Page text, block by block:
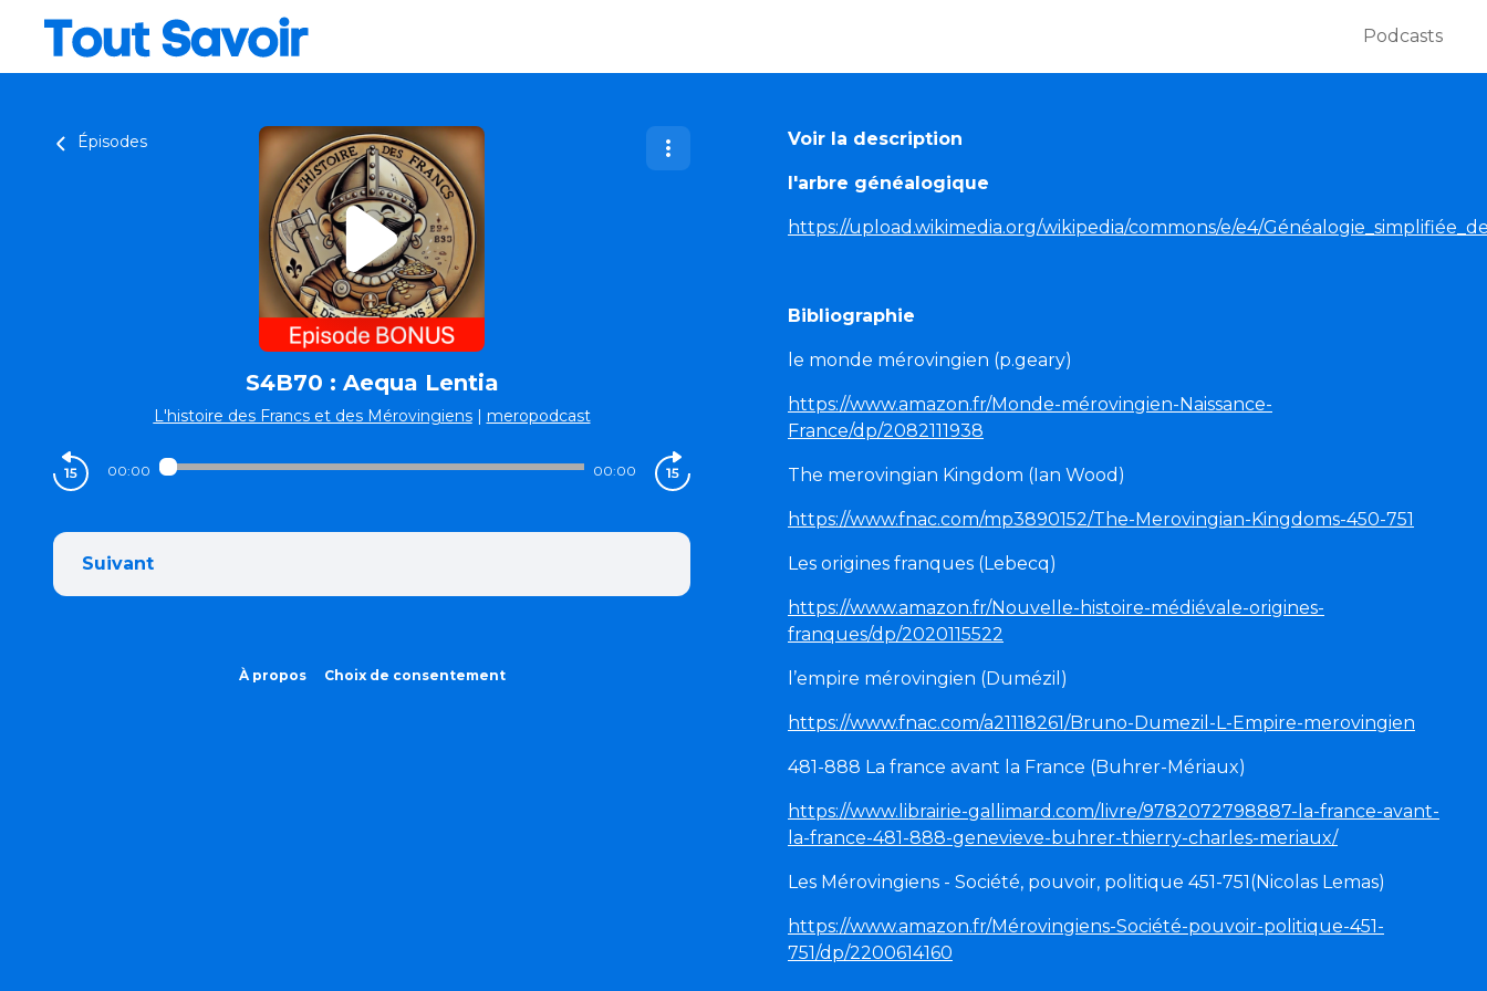
Podcasts
Épisodes
S4B70 : Aequa Lentia
L'histoire des Francs et des Mérovingiens | meropodcast
00:00 00:00
Suivant
À propos Choix de consentement
Voir la description
l'arbre généalogique
https://upload.wikimedia.org/wikipedia/commons/e/e4/
Bibliographie
le monde mérovingien (p.geary)
https://www.amazon.fr/Monde-mérovingien-Naissance-
France/dp/2082111938
The merovingian Kingdom (Ian Wood)
https://www.fnac.com/mp3890152/The-Merovingian-Kingdoms-450-751
Les origines franques (Lebecq)
https://www.amazon.fr/Nouvelle-histoire-médiévale-origines-
franques/dp/2020115522
l’empire mérovingien (Dumézil)
https://www.fnac.com/a21118261/Bruno-Dumezil-L-Empire-merovingien
481-888 La france avant la France (Buhrer-Mériaux)
https://www.librairie-gallimard.com/livre/9782072798887-la-france-avant-
la-france-481-888-genevieve-buhrer-thierry-charles-meriaux/
Les Mérovingiens - Société, pouvoir, politique 451-751(Nicolas Lemas)
https://www.amazon.fr/Mérovingiens-Société-pouvoir-politique-451-
751/dp/2200614160